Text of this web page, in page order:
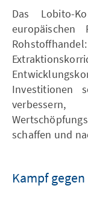
Das Lobito-
europäischen
Investitionen
schaffen und
Kampf